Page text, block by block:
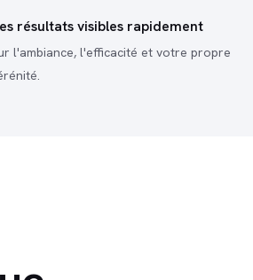
résultats visibles rapidement
l'ambiance, l'efficacité et votre propre